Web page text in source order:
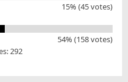
15% (45 votes)
54% (158 votes)
292